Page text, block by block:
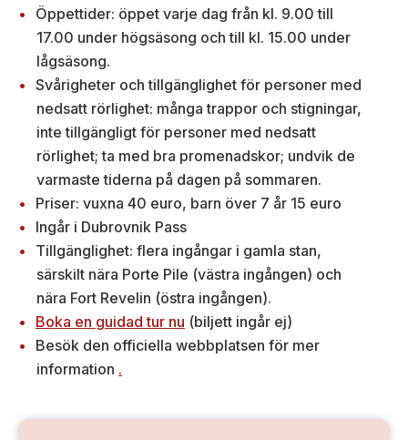
Öppettider: öppet varje dag från kl. 9.00 till
17.00 under högsäsong och till kl. 15.00 under
lågsäsong.
Svårigheter och tillgänglighet för personer med
nedsatt rörlighet: många trappor och stigningar,
inte tillgängligt för personer med nedsatt
rörlighet; ta med bra promenadskor; undvik de
varmaste tiderna på dagen på sommaren.
Priser: vuxna 40 euro, barn över 7 år 15 euro
Ingår i Dubrovnik Pass
Tillgänglighet: flera ingångar i gamla stan,
särskilt nära Porte Pile (västra ingången) och
nära Fort Revelin (östra ingången).
Boka en guidad tur nu (biljett ingår ej)
Besök den officiella webbplatsen för mer
information .